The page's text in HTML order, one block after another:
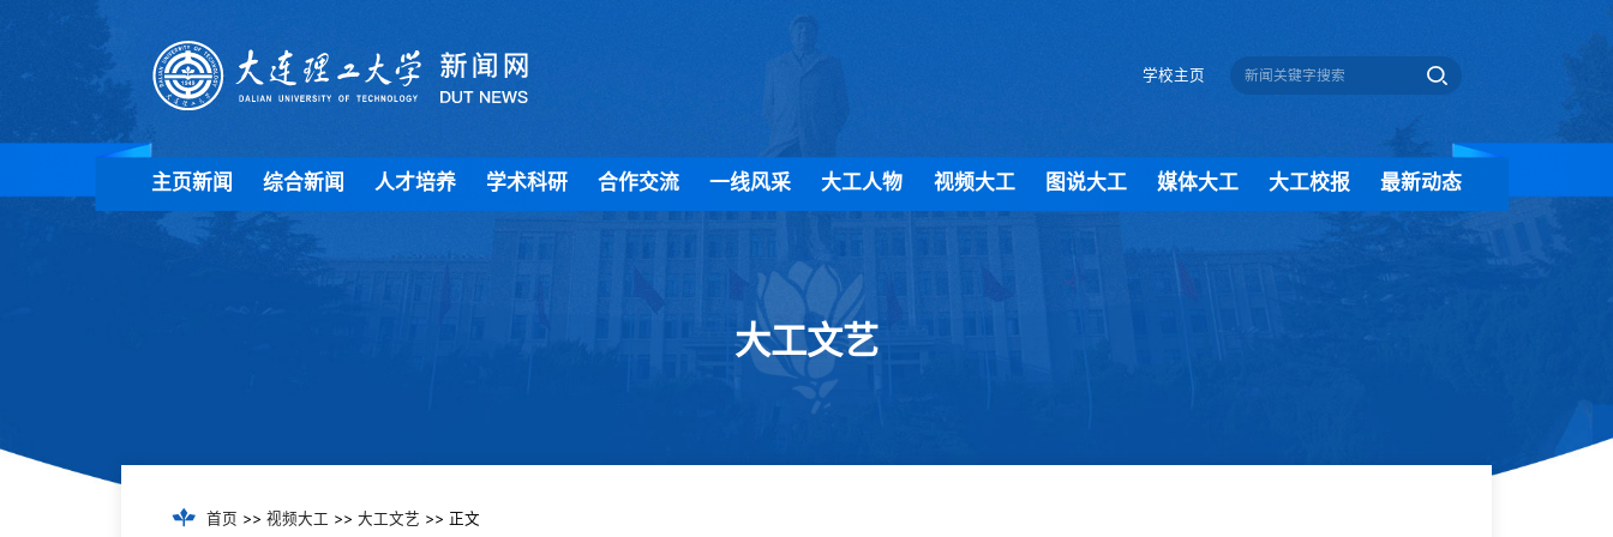
学校主页
主页新闻 综合新闻 人才培养 学术科研 合作交流 一线风采 大工人物 视频大工 图说大工 媒体大工 大工校报 最新动态
大工文艺
首页 >> 视频大工 >> 大工文艺 >> 正文